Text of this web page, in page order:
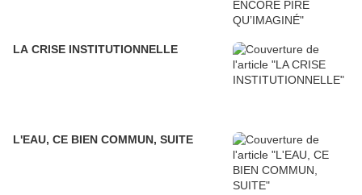
LA CRISE INSTITUTIONNELLE
L'EAU, CE BIEN COMMUN, SUITE